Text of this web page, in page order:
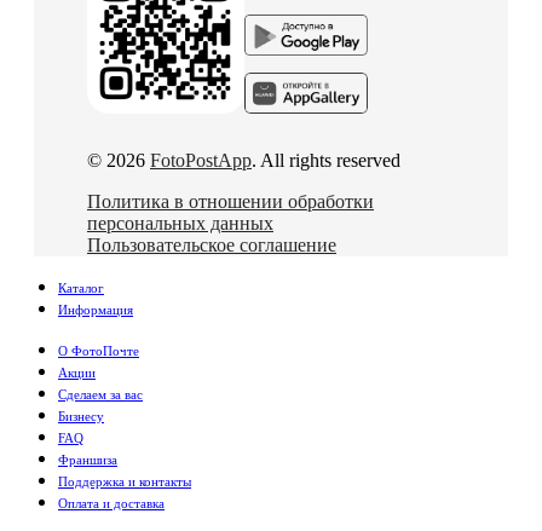
© 2026 FotoPostApp. All rights reserved
Политика в отношении обработки
персональных данных
Пользовательское соглашение
Каталог
Информация
О ФотоПочте
Акции
Сделаем за вас
Бизнесу
FAQ
Франшиза
Поддержка и контакты
Оплата и доставка